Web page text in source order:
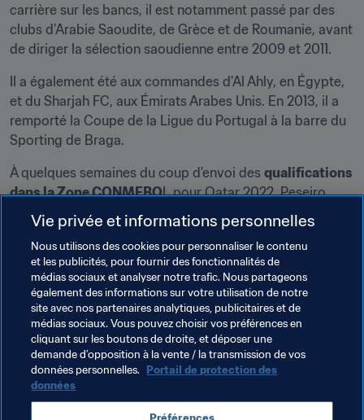
carrière sur les bancs, il est notamment passé par des
clubs d'Arabie Saoudite, de Grèce et de Roumanie, avant
de diriger la sélection saoudienne entre 2009 et 2011.
Il a également été aux commandes d'Al Ahly, en Égypte,
et du Sharjah FC, aux Émirats Arabes Unis. En 2013, il a
remporté la Coupe de la Ligue du Portugal à la barre du
Sporting de Braga.
À quelques semaines du coup d'envoi des qualifications
dans la Zone CONMEBOL pour Qatar 2022, Peseiro
devient le troisième sélectionneur européen à officier
actuellement en Amérique du Sud aux côtés de Queiroz
Jordi Cruyff, respectivement sélectionneurs de la
Colombie et de l'Équateur.
Thèmes en lien
Coupe du Monde de la FIFA, Qatar 2022
Vie privée et informations personnelles
Nous utilisons des cookies pour personnaliser le contenu
et les publicités, pour fournir des fonctionnalités de
médias sociaux et analyser notre trafic. Nous partageons
également des informations sur votre utilisation de notre
site avec nos partenaires analytiques, publicitaires et de
médias sociaux. Vous pouvez choisir vos préférences en
cliquant sur les boutons de droite, et déposer une
demande d’opposition à la vente / la transmission de vos
données personnelles. Portail de protection des
données